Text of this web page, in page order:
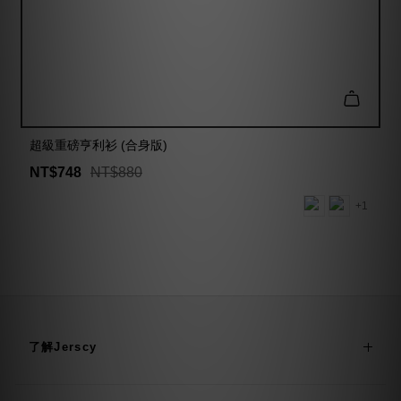
超級重磅亨利衫 (合身版)
NT$748 NT$880
+1
了解Jerscy